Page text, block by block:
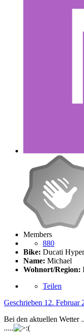
Members
880
Bike: Ducati
Name: Michael
Wohnort/Region:
Teilen
Geschrieben 12. Februar
Bei den aktuellen Wetter
.....